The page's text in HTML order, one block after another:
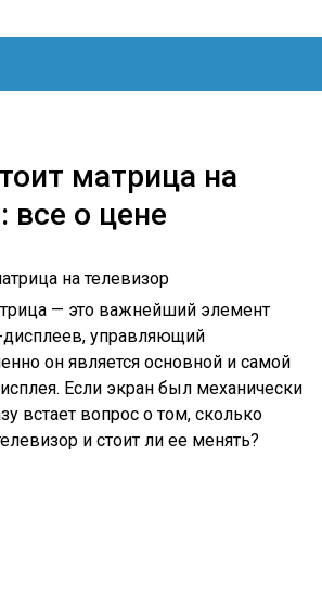
матрица на
все о цене
— это важнейший элемент
управляющий
он является основной и самой
Если экран был механически
встает вопрос о том, сколько
и стоит ли ее менять?